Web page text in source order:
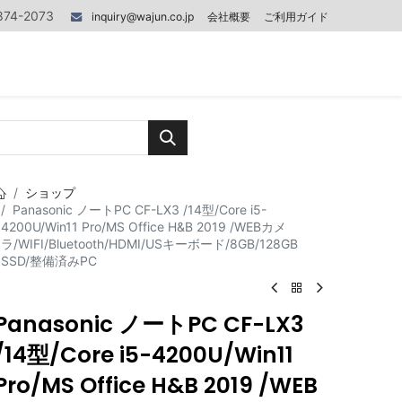
2073 inquiry@wajun.co.jp 会社概要 ご利用ガイド
ショップ
Panasonic ノートPC CF-LX3 /14型/Core i5-
4200U/Win11 Pro/MS Office H&B 2019 /WEBカメ
ラ/WIFI/Bluetooth/HDMI/USキーボード/8GB/128GB
SSD/整備済みPC
ノートPC CF-LX3
型/Core i5-4200U/Win11
MS Office H&B 2019 /WEB